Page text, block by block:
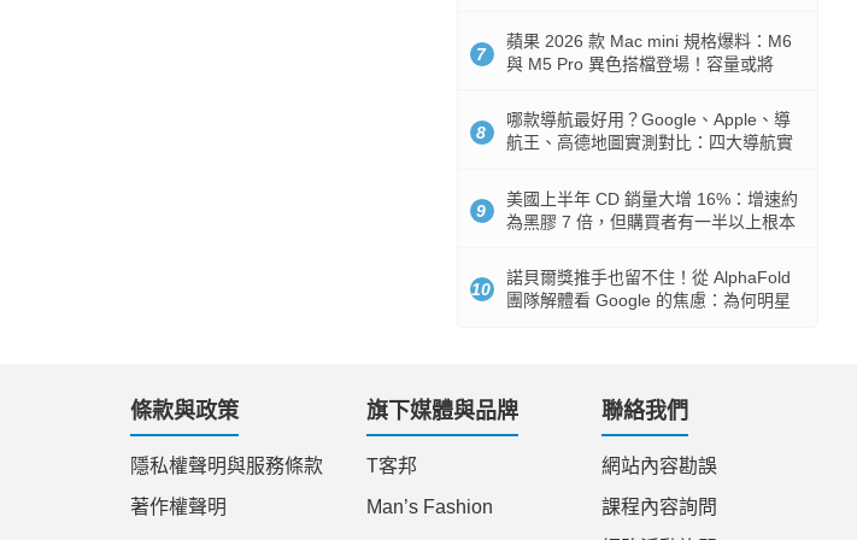
7
蘋果 2026 款 Mac mini 規格爆料：M6
與 M5 Pro 異色搭檔登場！容量或將
8
哪款導航最好用？Google、Apple、導
航王、高德地圖實測對比：四大導航實
9
美國上半年 CD 銷量大增 16%：增速約
為黑膠 7 倍，但購買者有一半以上根本
10
諾貝爾獎推手也留不住！從 AlphaFold
團隊解體看 Google 的焦慮：為何明星
條款與政策
隱私權聲明與服務條款
著作權聲明
旗下媒體與品牌
T客邦
Man’s Fashion
聯絡我們
網站內容勘誤
課程內容詢問